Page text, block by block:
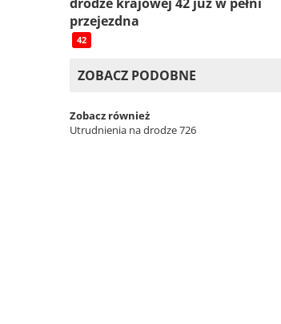
przejezdna
42
ZOBACZ PODOBNE
Zobacz również
Utrudnienia na drodze 726